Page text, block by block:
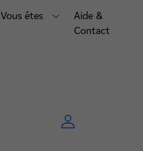
Vous êtes
Aide &
Contact